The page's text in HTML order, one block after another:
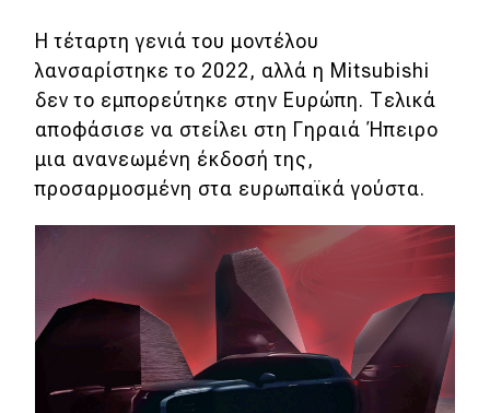
Eco
Νέα
Τεχνολογία
Mobility
Classic
Νέα
Η τέταρτη γενιά του μοντέλου
λανσαρίστηκε το 2022, αλλά η Mitsubishi
δεν το εμπορεύτηκε στην Ευρώπη. Τελικά
αποφάσισε να στείλει στη Γηραιά Ήπειρο
μια ανανεωμένη έκδοσή της,
προσαρμοσμένη στα ευρωπαϊκά γούστα.